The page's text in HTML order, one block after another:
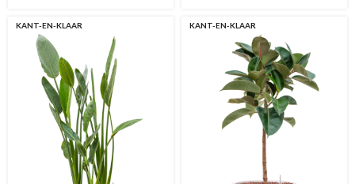
KANT-EN-KLAAR KANT-EN-KLAAR